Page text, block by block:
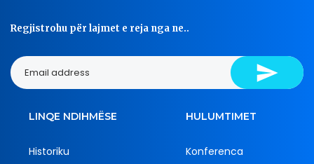
Regjistrohu për lajmet e reja nga ne..
LINQE NDIHMËSE
Historiku
HULUMTIMET
Konferenca